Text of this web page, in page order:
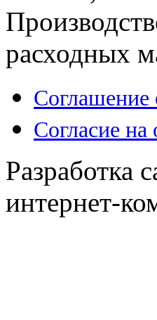
расходных
Соглашение
Согласие
Разработка
интернет-